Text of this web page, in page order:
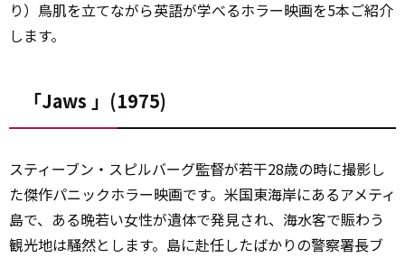
り）鳥肌を立てながら英語が学べるホラー映画を5本ご紹介
します。
「Jaws 」(1975)
スティーブン・スピルバーグ監督が若干28歳の時に撮影し
た傑作パニックホラー映画です。米国東海岸にあるアメティ
島で、ある晩若い女性が遺体で発見され、海水客で賑わう
観光地は騒然とします。島に赴任したばかりの警察署長ブ